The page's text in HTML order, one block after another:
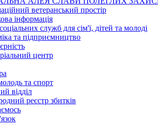
ветеранський простір
інформація
служб для сім'ї, дітей та молоді
та підприємництво
центр
та спорт
відділ
реєстр збитків